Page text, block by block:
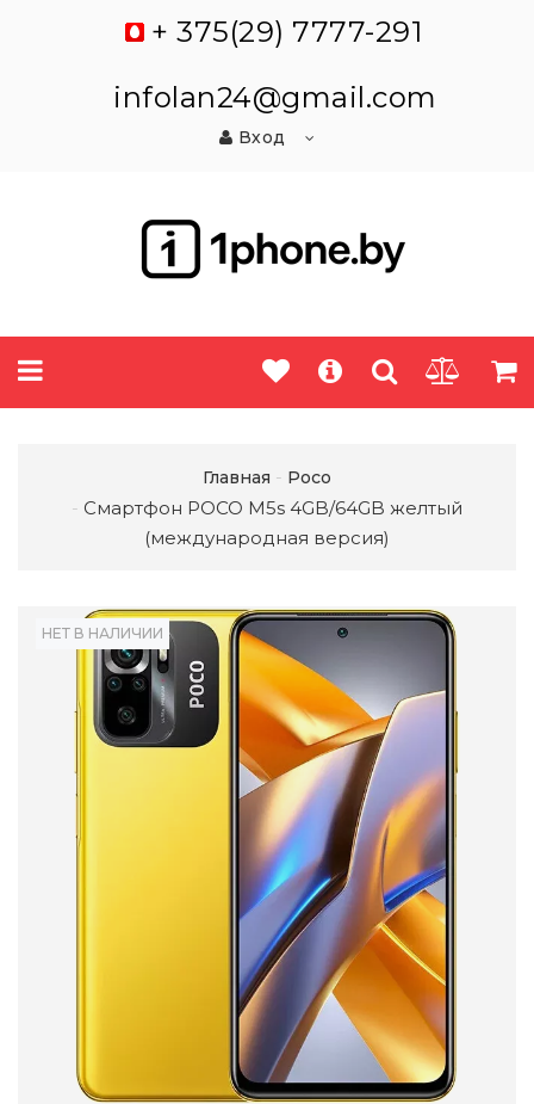
+ 375(29) 7777-291
infolan24@gmail.com
Вход
Главная Poco
Смартфон POCO M5s 4GB/64GB желтый
(международная версия)
НЕТ В НАЛИЧИИ